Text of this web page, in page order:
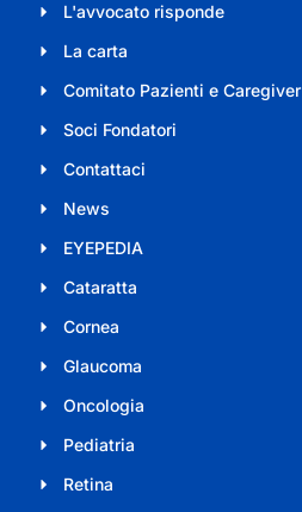
L'avvocato risponde
La carta
Comitato Pazienti e Caregiver
Soci Fondatori
Contattaci
News
EYEPEDIA
Cataratta
Cornea
Glaucoma
Oncologia
Pediatria
Retina